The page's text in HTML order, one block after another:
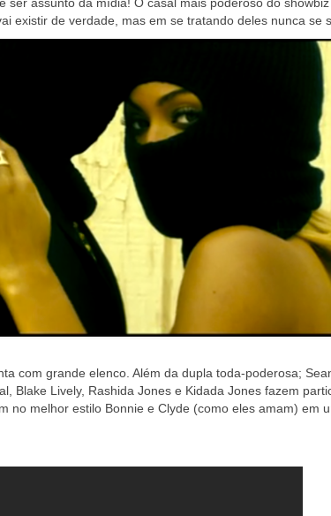
existir de verdade, mas em se tratando deles nunca se
com grande elenco. Além da dupla toda-poderosa;
Blake Lively, Rashida Jones e Kidada Jones fazem
no melhor estilo Bonnie e Clyde (como eles amam) em